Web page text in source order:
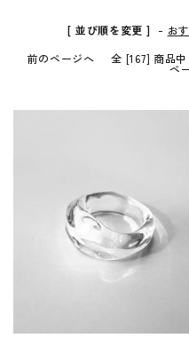
インフォメーション
お知らせ
お問い合わせ
[ 並び順を変更 ] - お
前のページへ
全 [167] 商品
ペ